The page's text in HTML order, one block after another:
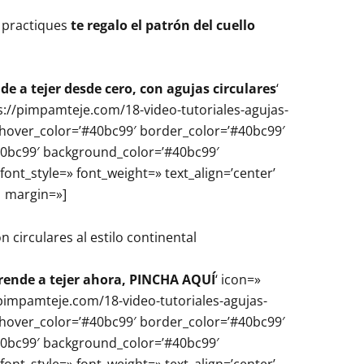
te regalo el patrón del cuello
a tejer desde cero, con agujas circulares‘
pimpamteje.com/18-video-tutoriales-agujas-
border_color=’#40bc99′
background_color=’#40bc99′
font_weight=» text_align=’center’
margin=»]
a tejer ahora, PINCHA AQUÍ‘ icon=»
18-video-tutoriales-agujas-
border_color=’#40bc99′
background_color=’#40bc99′